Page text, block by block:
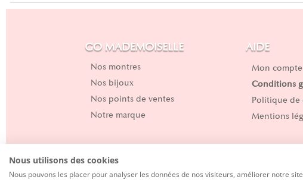
GO MADEMOISELLE
Nos montres
Nos bijoux
Nos points de ventes
Notre marque
Copyright 2024| Designed
byNext-App
AIDE
Mon compte
Conditions
Politique
Mentions
Nous utilisons des cookies
Nous pouvons les placer pour analyser les données de nos visiteurs, améliorer notre